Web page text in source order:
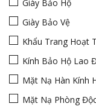
Giày Bảo Hộ
Giày Bảo Vệ
Khẩu Trang Hoạt
Kính Bảo Hộ Lao
Mặt Nạ Hàn Kính
Mặt Nạ Phòng